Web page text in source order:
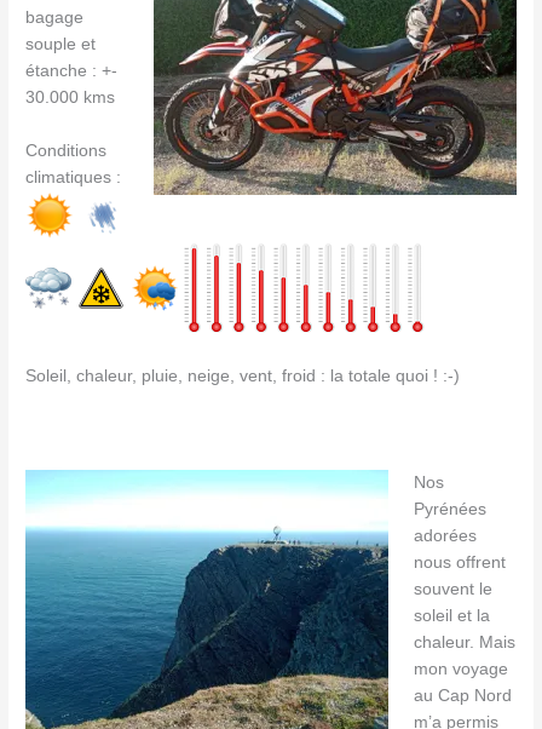
bagage
souple et
étanche : +-
30.000 kms
Conditions
climatiques :
Soleil, chaleur, pluie, neige, vent, froid : la totale quoi ! :-)
Nos
Pyrénées
adorées
nous offrent
souvent le
soleil et la
chaleur. Mais
mon voyage
au Cap Nord
m’a permis